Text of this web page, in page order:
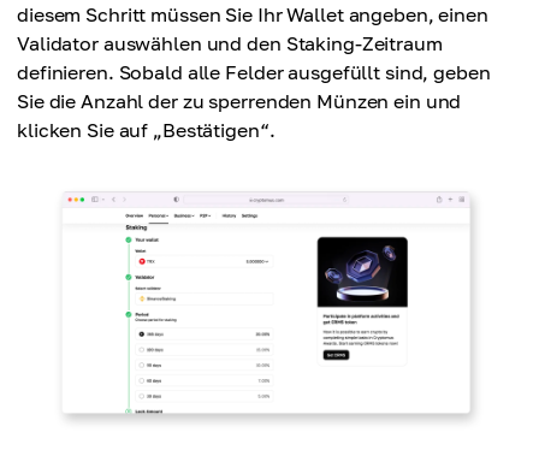
diesem Schritt müssen Sie Ihr Wallet angeben, einen
Validator auswählen und den Staking-Zeitraum
definieren. Sobald alle Felder ausgefüllt sind, geben
Sie die Anzahl der zu sperrenden Münzen ein und
klicken Sie auf „Bestätigen“.